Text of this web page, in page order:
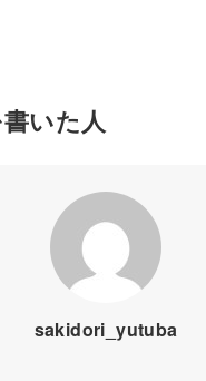
いた人
sakidori_yutuba